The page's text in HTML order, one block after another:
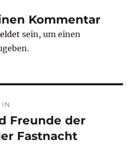
Kommentar
sein, um einen
IN
Freunde der
Fastnacht